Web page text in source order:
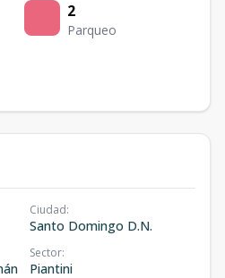
2
Parqueo
Ciudad:
Santo Domingo D.N.
Sector:
Piantini